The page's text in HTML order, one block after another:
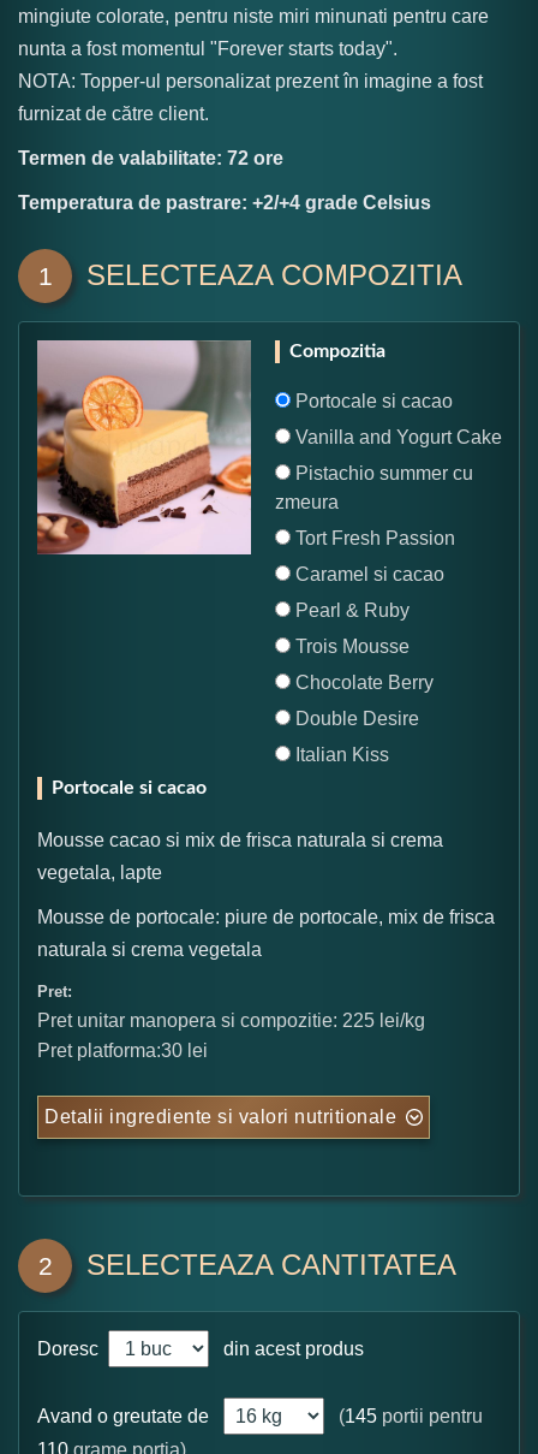
mingiute colorate, pentru niste miri minunati pentru care
nunta a fost momentul "Forever starts today".
NOTA: Topper-ul personalizat prezent în imagine a fost
furnizat de către client.
Termen de valabilitate: 72 ore
Temperatura de pastrare: +2/+4 grade Celsius
1 SELECTEAZA COMPOZITIA
Compozitia
Portocale si cacao
Vanilla and Yogurt Cake
Pistachio summer cu
zmeura
Tort Fresh Passion
Caramel si cacao
Pearl & Ruby
Trois Mousse
Chocolate Berry
Double Desire
Italian Kiss
Portocale si cacao
Mousse cacao si mix de frisca naturala si crema
vegetala, lapte
Mousse de portocale: piure de portocale, mix de frisca
naturala si crema vegetala
Pret:
Pret unitar manopera si compozitie: 225 lei/kg
Pret platforma:30 lei
Detalii ingrediente si valori nutritionale
2 SELECTEAZA CANTITATEA
Doresc din acest produs
Avand o greutate de (145 portii pentru
110 grame portia)